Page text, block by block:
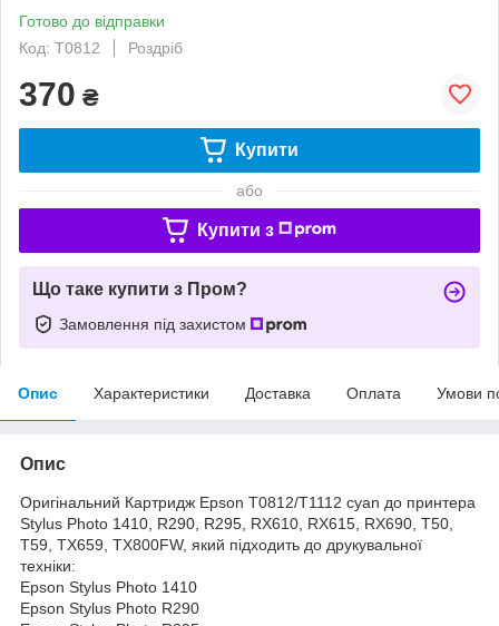
Готово до відправки
Код: T0812
Роздріб
370 ₴
Купити
або
Купити з
Що таке купити з Пром?
Замовлення під захистом
Опис Характеристики Доставка Оплата Умови
Опис
Оригінальний Картридж Epson T0812/T1112 cyan до принтера
Stylus Photo 1410, R290, R295, RX610, RX615, RX690, T50,
T59, TX659, TX800FW, який підходить до друкувальної
техніки:
Epson Stylus Photo 1410
Epson Stylus Photo R290